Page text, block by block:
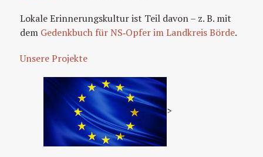
Lokale Erinnerungskultur ist Teil davon – z. B. mit
dem Gedenkbuch für NS‑Opfer im Landkreis Börde.
Unsere Projekte
>